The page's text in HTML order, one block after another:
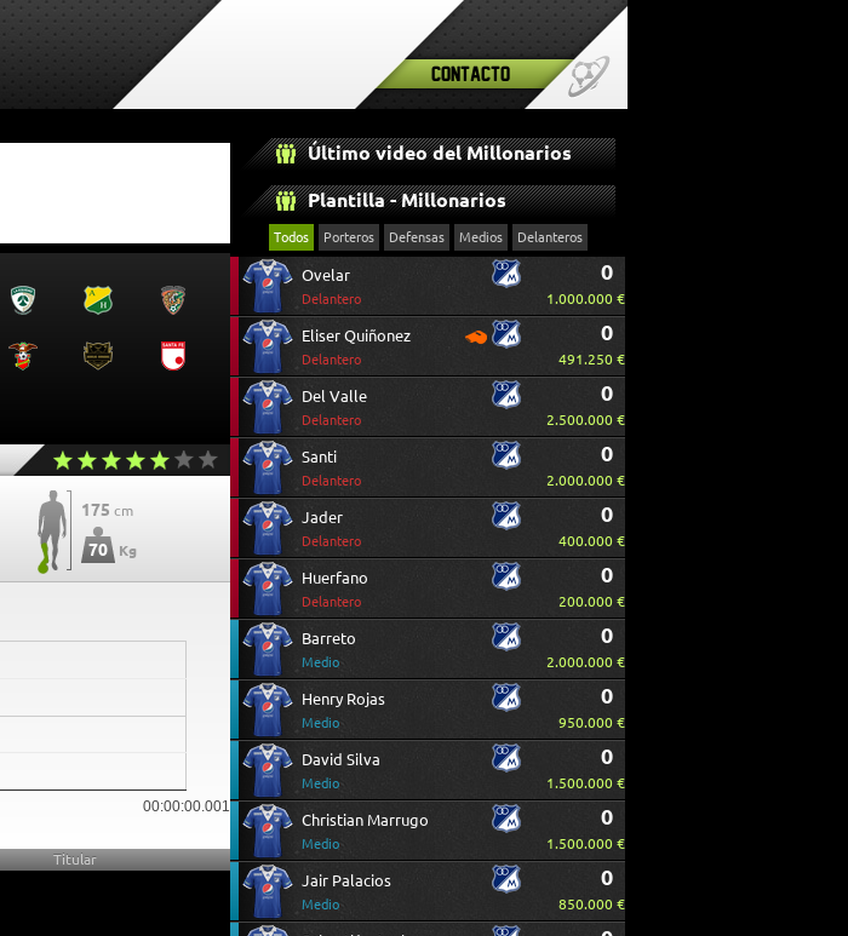
Contacto
175 cm
70 Kg
00:00:00.001
Titular
Último video del Millonarios
Plantilla - Millonarios
Todos Porteros Defensas Medios Delanteros
Ovelar
Delantero
0
1.000.000 €
Eliser Quiñonez
Delantero
0
491.250 €
Del Valle
Delantero
0
2.500.000 €
Santi
Delantero
0
2.000.000 €
Jader
Delantero
0
400.000 €
Huerfano
Delantero
0
200.000 €
Barreto
Medio
0
2.000.000 €
Henry Rojas
Medio
0
950.000 €
David Silva
Medio
0
1.500.000 €
Christian Marrugo
Medio
0
1.500.000 €
Jair Palacios
Medio
0
850.000 €